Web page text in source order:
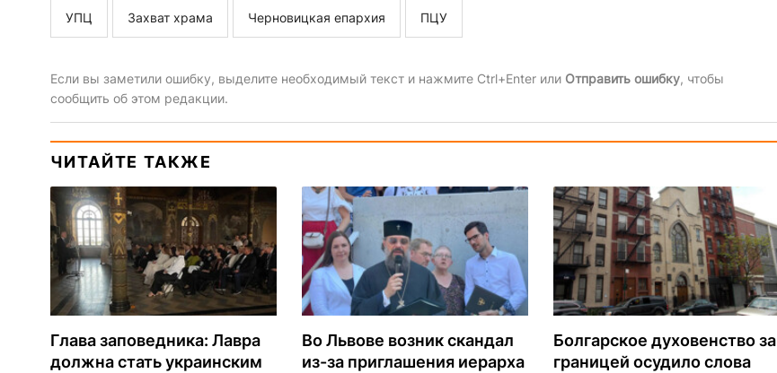
УПЦ Захват храма Черновицкая епархия ПЦУ
Если вы заметили ошибку, выделите необходимый текст и нажмите Ctrl+Enter или Отправить ошибку, чтобы
сообщить об этом редакции.
ЧИТАЙТЕ ТАКЖЕ
Глава заповедника: Лавра
должна стать украинским
Во Львове возник скандал
из-за приглашения иерарха
Болгарское духовенство за
границей осудило слова